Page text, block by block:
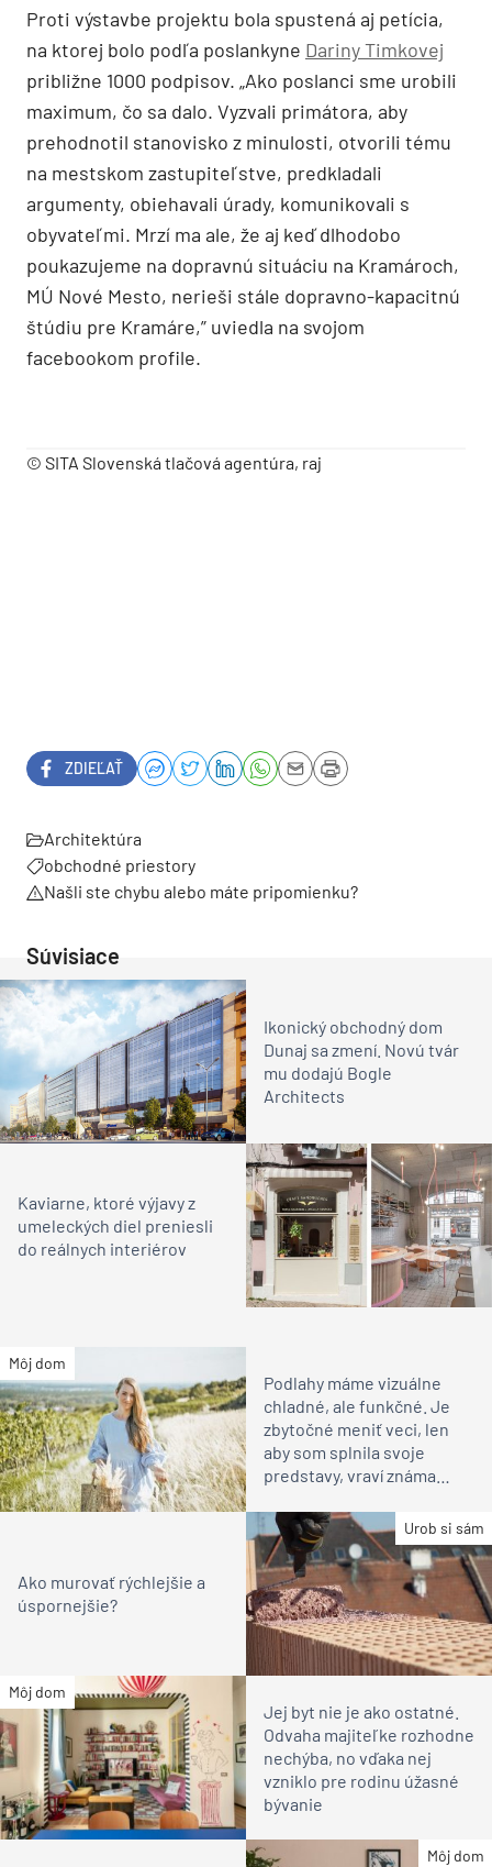
Proti výstavbe projektu bola spustená aj petícia,
na ktorej bolo podľa poslankyne Dariny Timkovej
približne 1000 podpisov. „Ako poslanci sme urobili
maximum, čo sa dalo. Vyzvali primátora, aby
prehodnotil stanovisko z minulosti, otvorili tému
na mestskom zastupiteľstve, predkladali
argumenty, obiehavali úrady, komunikovali s
obyvateľmi. Mrzí ma ale, že aj keď dlhodobo
poukazujeme na dopravnú situáciu na Kramároch,
MÚ Nové Mesto, nerieši stále dopravno-kapacitnú
štúdiu pre Kramáre,” uviedla na svojom
facebookom profile.
© SITA Slovenská tlačová agentúra, raj
ZDIEĽAŤ
Architektúra
obchodné priestory
Našli ste chybu alebo máte pripomienku?
Súvisiace
Ikonický obchodný dom
Dunaj sa zmení. Novú tvár
mu dodajú Bogle
Architects
Kaviarne, ktoré výjavy z
umeleckých diel preniesli
do reálnych interiérov
Môj dom
Podlahy máme vizuálne
chladné, ale funkčné. Je
zbytočné meniť veci, len
aby som splnila svoje
predstavy, vraví známa
Urob si sám
Ako murovať rýchlejšie a
úspornejšie?
Môj dom
Jej byt nie je ako ostatné.
Odvaha majiteľke rozhodne
nechýba, no vďaka nej
vzniklo pre rodinu úžasné
bývanie
Môj dom